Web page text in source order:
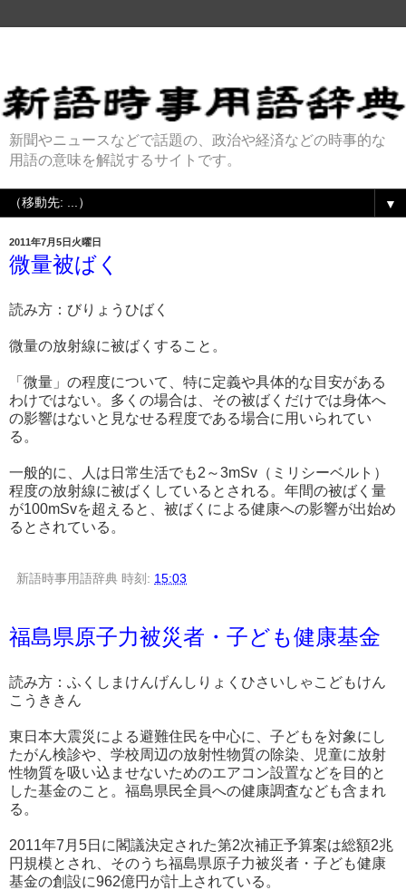
新聞やニュースなどで話題の、政治や経済などの時事的な
用語の意味を解説するサイトです。
▼
2011年7月5日火曜日
微量被ばく
読み方：びりょうひばく
微量の放射線に被ばくすること。
「微量」の程度について、特に定義や具体的な目安がある
わけではない。多くの場合は、その被ばくだけでは身体へ
の影響はないと見なせる程度である場合に用いられてい
る。
一般的に、人は日常生活でも2～3mSv（ミリシーベルト）
程度の放射線に被ばくしているとされる。年間の被ばく量
が100mSvを超えると、被ばくによる健康への影響が出始め
るとされている。
新語時事用語辞典 時刻: 15:03
福島県原子力被災者・子ども健康基金
読み方：ふくしまけんげんしりょくひさいしゃこどもけん
こうききん
東日本大震災による避難住民を中心に、子どもを対象にし
たがん検診や、学校周辺の放射性物質の除染、児童に放射
性物質を吸い込ませないためのエアコン設置などを目的と
した基金のこと。福島県民全員への健康調査なども含まれ
る。
2011年7月5日に閣議決定された第2次補正予算案は総額2兆
円規模とされ、そのうち福島県原子力被災者・子ども健康
基金の創設に962億円が計上されている。